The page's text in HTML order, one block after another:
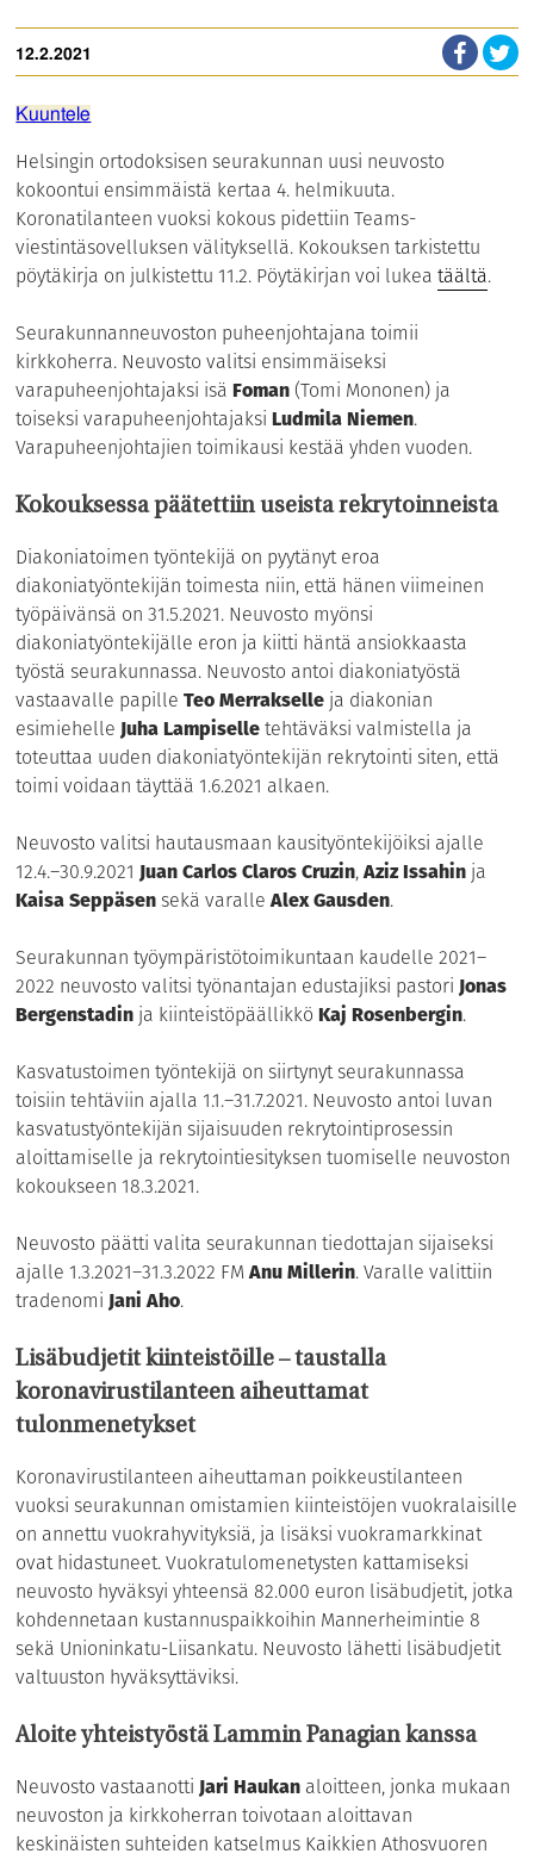
12.2.2021
Kuuntele
Helsingin ortodoksisen seurakunnan uusi neuvosto
kokoontui ensimmäistä kertaa 4. helmikuuta.
Koronatilanteen vuoksi kokous pidettiin Teams-
viestintäsovelluksen välityksellä. Kokouksen tarkistettu
pöytäkirja on julkistettu 11.2. Pöytäkirjan voi lukeatäältä.
Seurakunnanneuvoston puheenjohtajana toimii
kirkkoherra. Neuvosto valitsi ensimmäiseksi
varapuheenjohtajaksi isäFoman (Tomi Mononen) ja
toiseksi varapuheenjohtajaksiLudmila Niemen.
Varapuheenjohtajien toimikausi kestää yhden vuoden.
Kokouksessa päätettiin useista rekrytoinneista
Diakoniatoimen työntekijä on pyytänyt eroa
diakoniatyöntekijän toimesta niin, että hänen viimeinen
työpäivänsä on 31.5.2021. Neuvosto myönsi
diakoniatyöntekijälle eron ja kiitti häntä ansiokkaasta
työstä seurakunnassa. Neuvosto antoi diakoniatyöstä
vastaavalle papilleTeo Merrakselle ja diakonian
esimiehelleJuha Lampiselletehtäväksi valmistella ja
toteuttaa uuden diakoniatyöntekijän rekrytointi siten, että
toimi voidaan täyttää 1.6.2021 alkaen.
Neuvosto valitsi hautausmaan kausityöntekijöiksi ajalle
12.4.–30.9.2021Juan Carlos Claros Cruzin,Aziz Issahin ja
Kaisa Seppäsensekä varalleAlex Gausden.
Seurakunnan työympäristötoimikuntaan kaudelle 2021–
2022 neuvosto valitsi työnantajan edustajiksi pastoriJonas
Bergenstadin ja kiinteistöpäällikköKaj Rosenbergin.
Kasvatustoimen työntekijä on siirtynyt seurakunnassa
toisiin tehtäviin ajalla 1.1.–31.7.2021. Neuvosto antoi luvan
kasvatustyöntekijän sijaisuuden rekrytointiprosessin
aloittamiselle ja rekrytointiesityksen tuomiselle neuvoston
kokoukseen 18.3.2021.
Neuvosto päätti valita seurakunnan tiedottajan sijaiseksi
ajalle 1.3.2021–31.3.2022 FMAnu Millerin. Varalle valittiin
tradenomiJani Aho.
Lisäbudjetit kiinteistöille – taustalla
koronavirustilanteen aiheuttamat
tulonmenetykset
Koronavirustilanteen aiheuttaman poikkeustilanteen
vuoksi seurakunnan omistamien kiinteistöjen vuokralaisille
on annettu vuokrahyvityksiä, ja lisäksi vuokramarkkinat
ovat hidastuneet. Vuokratulomenetysten kattamiseksi
neuvosto hyväksyi yhteensä 82.000 euron lisäbudjetit, jotka
kohdennetaan kustannuspaikkoihin Mannerheimintie 8
sekä Unioninkatu-Liisankatu. Neuvosto lähetti lisäbudjetit
valtuuston hyväksyttäviksi.
Aloite yhteistyöstä Lammin Panagian kanssa
Neuvosto vastaanottiJari Haukan aloitteen, jonka mukaan
neuvoston ja kirkkoherran toivotaan aloittavan
keskinäisten suhteiden katselmus Kaikkien Athosvuoren